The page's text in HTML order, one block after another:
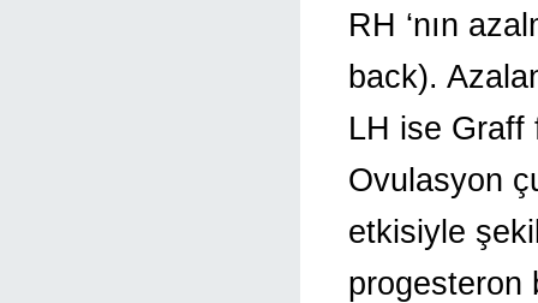
RH ‘nın
back).
LH ise Graff
Ovulasyon
etkisiyle
progesteron